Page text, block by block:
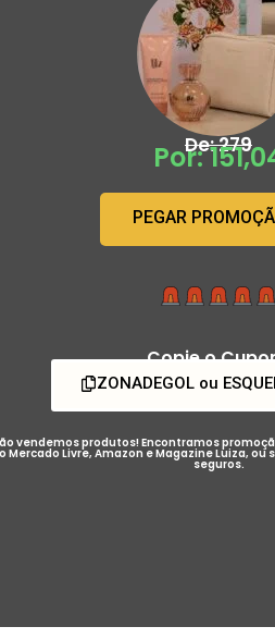
De: 279
Por:
PEGAR
Copie o
ZONADEGOL ou
vendemos produtos! Encontramos
Mercado Livre, Amazon e Magazine Luiza, ou
seguros.